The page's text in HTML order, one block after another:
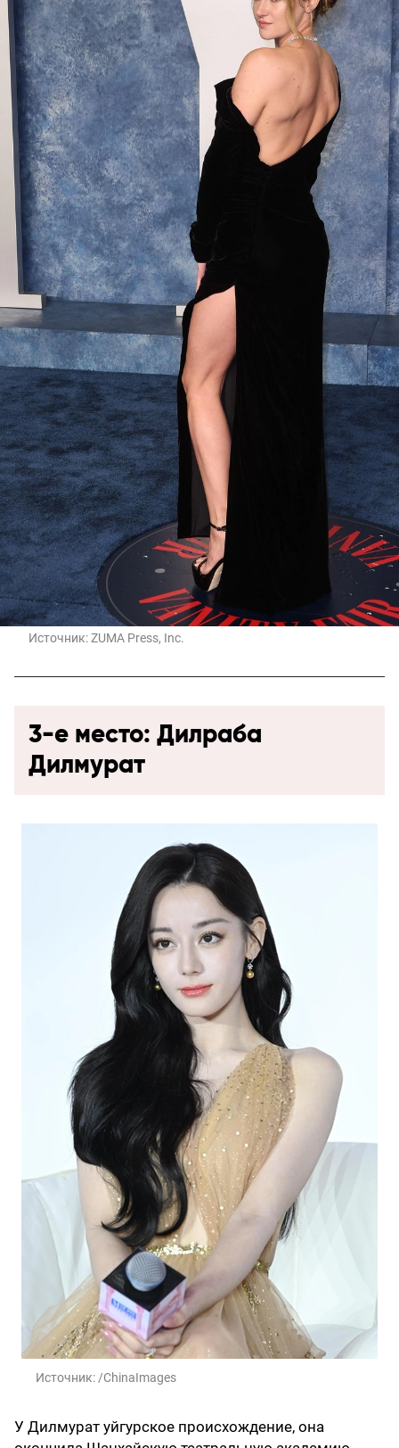
Источник:ZUMA Press, Inc.
3-е место: Дилраба
Дилмурат
Источник:/ChinaImages
У Дилмурат уйгурское происхождение, она